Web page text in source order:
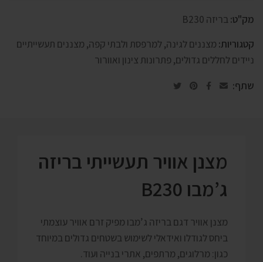
מק"ט:בריזה B230
קטגוריות: מצננים לגינה, למרפסת ולבתי קפה, מצננים תעשייתיים
ניידים לחללים גדולים, פתרונות צינון ואוורור
שתף:
מצנן אוויר תעשייתי בריזה
ג’מבו B230
מצנן אוויר דגם בריזה ג’מבו מפיק זרם אוויר עוצמתי
ביחס לגודלו ואידאלי לשימוש בשטחים גדולים במיוחד
כגון: מרלוגים, מרתפים, אתרי בנייה ועוד.